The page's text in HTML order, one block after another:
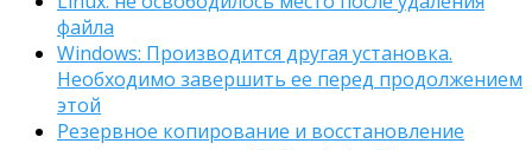
файла
Windows: Производится другая установка.
Необходимо завершить ее перед продолжением
этой
Резервное копирование и восстановление